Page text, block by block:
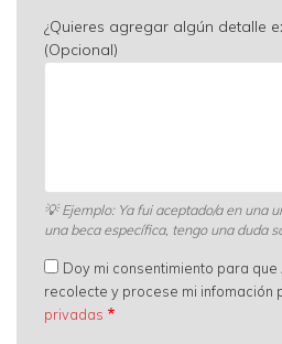
¿Quieres agregar algún detalle
(Opcional)
💡Ejemplo: Ya fui aceptado/a en una
una beca específica, tengo una duda
Doy mi consentimiento para
recolecte y procese mi infomación
privadas